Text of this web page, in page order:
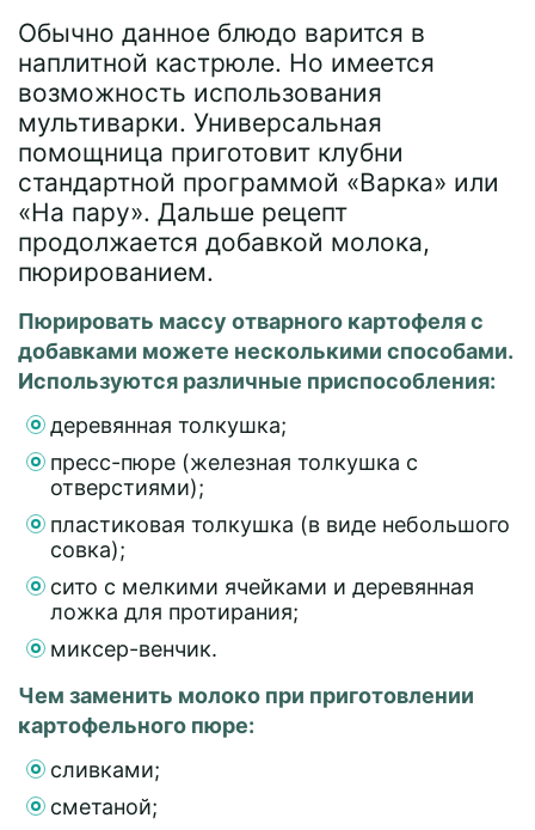
Обычно данное блюдо варится в
наплитной кастрюле. Но имеется
возможность использования
мультиварки. Универсальная
помощница приготовит клубни
стандартной программой «Варка» или
«На пару». Дальше рецепт
продолжается добавкой молока,
пюрированием.
Пюрировать массу отварного картофеля с
добавками можете несколькими способами.
Используются различные приспособления:
деревянная толкушка;
пресс-пюре (железная толкушка с
отверстиями);
пластиковая толкушка (в виде небольшого
совка);
сито с мелкими ячейками и деревянная
ложка для протирания;
миксер-венчик.
Чем заменить молоко при приготовлении
картофельного пюре:
сливками;
сметаной;